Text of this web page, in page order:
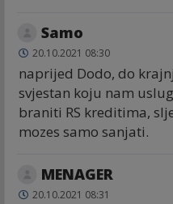
Samo
20.10.2021 08:30
naprijed Dodo, do
svjestan koju nam
braniti RS kreditima,
mozes samo sanjati.
MENAGER
20.10.2021 08:31